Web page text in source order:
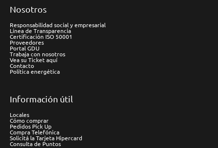
Nosotros
Responsabilidad social y empresarial
Línea de Transparencia
Certificación ISO 50001
Proveedores
Portal GDU
Trabaja con nosotros
Vea su Ticket aquí
Contacto
Política energética
Información útil
Locales
Cómo comprar
Pedidos Pick Up
Compra Telefónica
Solicitá la Tarjeta Hipercard
Consulta de Puntos